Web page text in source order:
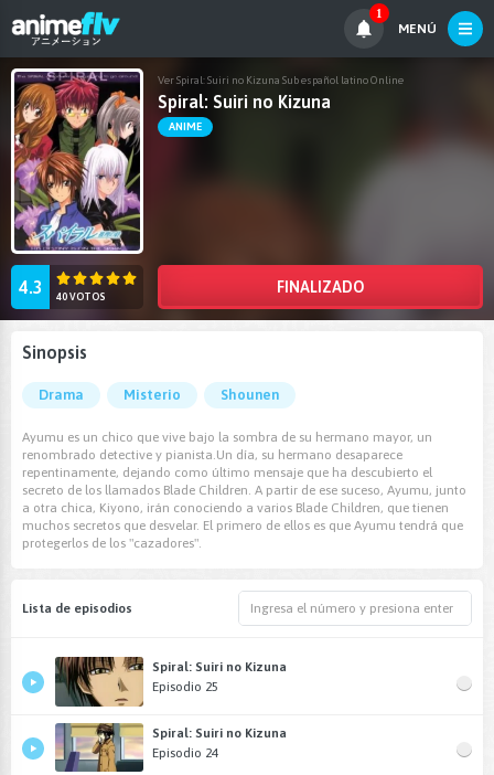
1
MENÚ
Ver Spiral: Suiri no Kizuna Sub español latino Online
Spiral: Suiri no Kizuna
ANIME
4.3 40 VOTOS
FINALIZADO
Sinopsis
Drama Misterio Shounen
Ayumu es un chico que vive bajo la sombra de su hermano mayor, un
renombrado detective y pianista.Un día, su hermano desaparece
repentinamente, dejando como último mensaje que ha descubierto el
secreto de los llamados Blade Children. A partir de ese suceso, Ayumu, junto
a otra chica, Kiyono, irán conociendo a varios Blade Children, que tienen
muchos secretos que desvelar. El primero de ellos es que Ayumu tendrá que
protegerlos de los "cazadores".
Lista de episodios
Spiral: Suiri no Kizuna
Episodio 25
Spiral: Suiri no Kizuna
Episodio 24